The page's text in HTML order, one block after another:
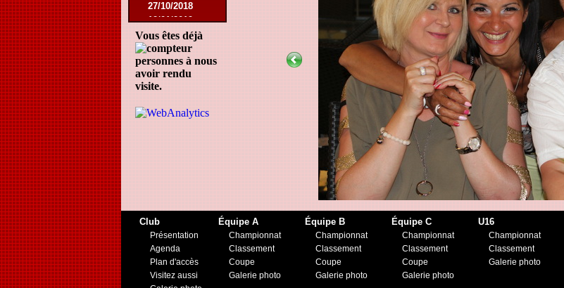
27/10/2018
12/01/2019
23/11/2019
Vous êtes déjà
personnes à nous
avoir rendu
visite.
Club
Présentation
Agenda
Plan d'accès
Visitez aussi
Équipe A
Championnat
Classement
Coupe
Galerie photo
Équipe B
Championnat
Classement
Coupe
Galerie photo
Équipe C
Championnat
Classement
Coupe
Galerie photo
U16
Championnat
Classement
Galerie photo